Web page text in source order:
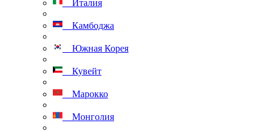
Италия
Камбоджа
Южная Корея
Кувейт
Марокко
Монголия